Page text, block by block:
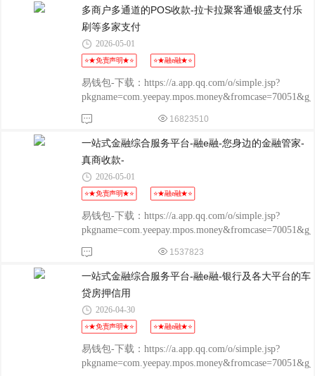
POS：http://oss.flmyzf.com/yzf/html/regist/index.html?
phone=%E4%
多商户多通道的POS收款-拉卡拉聚客通银盛支付乐
刷等多家支付
2026-05-01
⭐★免责声明★⭐ ⭐★融e融★⭐
易钱包-下载：https://a.app.qq.com/o/simple.jsp?
http://www.chengrongkeji.cn/wap_lycrdz.html; 颐支付
POS：http://oss.flmyzf.com/yzf/html/regist/index.html?
phone=%E4%
16823510
一站式金融综合服务平台-融e融-您身边的金融管家-
真商收款-
2026-05-01
⭐★免责声明★⭐ ⭐★融e融★⭐
易钱包-下载：https://a.app.qq.com/o/simple.jsp?
http://www.chengrongkeji.cn/wap_lycrdz.html; 颐支付
POS：http://oss.flmyzf.com/yzf/html/regist/index.html?
phone=%E4%
1537823
一站式金融综合服务平台-融e融-银行及各大平台的车
贷房押信用
2026-04-30
⭐★免责声明★⭐ ⭐★融e融★⭐
易钱包-下载：https://a.app.qq.com/o/simple.jsp?